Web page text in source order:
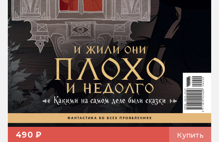
490 ₽ Купить